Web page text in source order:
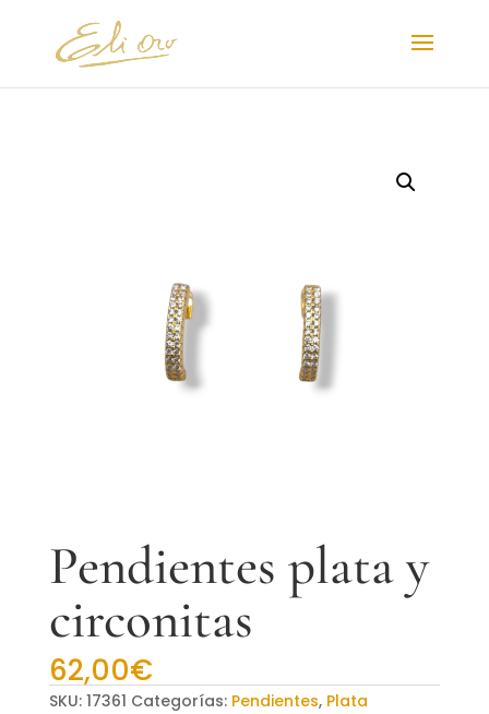
Pendientes plata y
circonitas
62,00€
SKU: 17361 Categorías: Pendientes, Plata